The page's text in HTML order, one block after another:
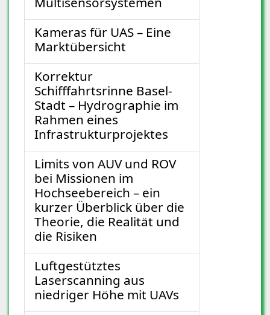
Kameras für UAS – Eine
Marktübersicht
Korrektur
Schifffahrtsrinne Basel-
Stadt – Hydrographie im
Rahmen eines
Infrastrukturprojektes
Limits von AUV und ROV
bei Missionen im
Hochseebereich – ein
kurzer Überblick über die
Theorie, die Realität und
die Risiken
Luftgestütztes
Laserscanning aus
niedriger Höhe mit UAVs